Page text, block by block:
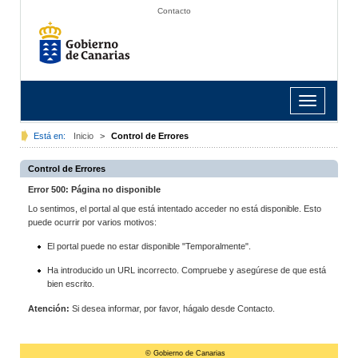
Contacto
Toggle
navigation
Está en: Inicio > Control de Errores
Control de Errores
Error 500: Página no disponible
Lo sentimos, el portal al que está intentado acceder no está disponible. Esto
puede ocurrir por varios motivos:
El portal puede no estar disponible "Temporalmente".
Ha introducido un URL incorrecto. Compruebe y asegúrese de que está
bien escrito.
Atención: Si desea informar, por favor, hágalo desde Contacto.
© Gobierno de Canarias